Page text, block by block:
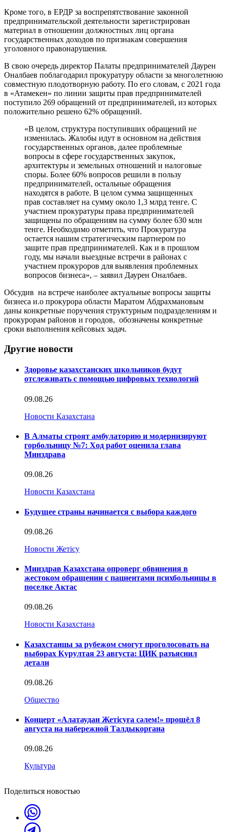
Кроме того, в ЕРДР за воспрепятствование законной
предпринимательской деятельности зарегистрирован
материал в отношении должностных лиц органа
государственных доходов по признакам совершения
уголовного правонарушения.
В свою очередь директор Палаты предпринимателей Даурен
Оналбаев поблагодарил прокуратуру области за многолетнюю
совместную плодотворную работу. По его словам, с 2021 года
в «Атамекен» по линии защиты прав предпринимателей
поступило 269 обращений от предпринимателей, из которых
положительно решено 62% обращений.
«В целом, структура поступивших обращений не
изменилась. Жалобы идут в основном на действия
государственных органов, далее проблемные
вопросы в сфере государственных закупок,
архитектуры и земельных отношений и налоговые
споры. Более 60% вопросов решили в пользу
предпринимателей, остальные обращения
находятся в работе. В целом сумма защищенных
прав составляет на сумму около 1,3 млрд тенге. С
участием прокуратуры права предпринимателей
защищены по обращениям на сумму более 630 млн
тенге. Необходимо отметить, что Прокуратура
остается нашим стратегическим партнером по
защите прав предпринимателей. Как и в прошлом
году, мы начали выездные встречи в районах с
участием прокуроров для выявления проблемных
вопросов бизнеса», – заявил Даурен Оналбаев.
Обсудив на встрече наиболее актуальные вопросы защиты
бизнеса и.о прокурора области Маратом Абдрахмановым
даны конкретные поручения структурным подразделениям и
прокурорам районов и городов, обозначены конкретные
сроки выполнения кейсовых задач.
Другие новости
Здоровье казахстанских школьников будут
отслеживать с помощью цифровых технологий
09.08.26
Новости Казахстана
В Алматы строят амбулаторию и модернизируют
горбольницу №7: Ход работ оценила глава
Минздрава
09.08.26
Новости Казахстана
Будущее страны начинается с выбора каждого
09.08.26
Новости Жетісу
Минздрав Казахстана опроверг обвинения в
жестоком обращении с пациентами психбольницы в
поселке Актас
09.08.26
Новости Казахстана
Казахстанцы за рубежом смогут проголосовать на
выборах Курултая 23 августа: ЦИК разъяснил
детали
09.08.26
Общество
Концерт «Алатаудан Жетісуға сәлем!» прошёл 8
августа на набережной Талдыкоргана
09.08.26
Культура
Поделиться новостью